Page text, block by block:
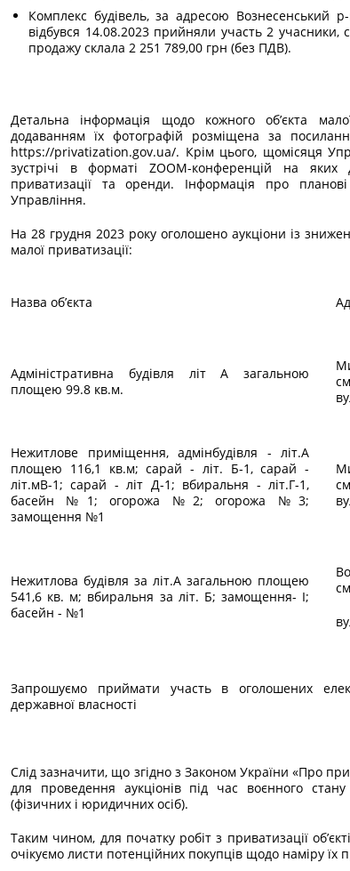
Комплекс будівель, за адресою Вознесенський
відбувся 14.08.2023 прийняли участь 2 учасники,
продажу склала 2 251 789,00 грн (без ПДВ).
Детальна інформація щодо кожного об’єкта
додаванням їх фотографій розміщена за
https://privatization.gov.ua/. Крім цього, щомісяця
зустрічі в форматі ZOOM-конференцій на
приватизації та оренди. Інформація про
Управління.
На 28 грудня 2023 року оголошено аукціони із
малої приватизації:
Назва об’єкта
Адміністративна будівля літ А загальною
площею 99.8 кв.м.
Нежитлове приміщення, адмінбудівля - літ.А
площею 116,1 кв.м; сарай - літ. Б-1, сарай -
літ.мВ-1; сарай - літ Д-1; вбиральня - літ.Г-1,
басейн №1; огорожа №2; огорожа №3;
замощення №1
Нежитлова будівля за літ.А загальною площею
541,6 кв. м; вбиральня за літ. Б; замощення- І;
басейн - №1
Запрошуємо приймати участь в оголошених
державної власності
Слід зазначити, що згідно з Законом України «Про
для проведення аукціонів під час воєнного стану
(фізичних і юридичних осіб).
Таким чином, для початку робіт з приватизації
очікуємо листи потенційних покупців щодо наміру їх